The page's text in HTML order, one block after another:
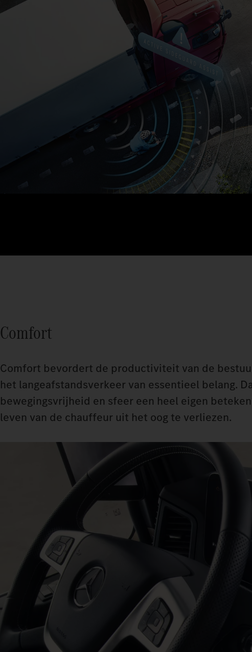
Comfort
Comfort bevordert de productiviteit van de
het langeafstandsverkeer van essentieel belang.
bewegingsvrijheid en sfeer een heel eigen
leven van de chauffeur uit het oog te verliezen.